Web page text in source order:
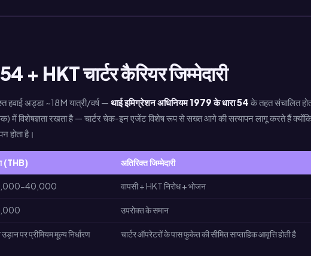
+ HKT चार्टर कैरियर जिम्मेदारी
अड्डा ~18M यात्री/वर्ष — थाई इमिग्रेशन अधिनियम 1979 के धारा 54 के तहत संचालित
में विशेषज्ञता रखता है — चार्टर चेक-इन एजेंट विशेष रूप से सख्त आगे की सत्यापन लागू करते हैं
होता है।
(THB) अतिरिक्त जिम्मेदारी
40,000 वापसी + HKT निरोध + भोजन
उपरोक्त के समान
पर प्रीमियम मूल्य निर्धारण चार्टर ऑपरेटरों के पास फुकेत की सीमित साप्ताहिक आवृत्ति होती है